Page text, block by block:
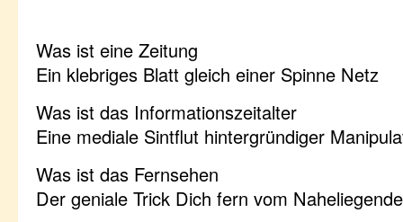
Was ist eine Zeitung
Ein klebriges Blatt gleich einer Spinne Netz
Was ist das Informationszeitalter
Eine mediale Sintflut hintergründiger
Was ist das Fernsehen
Der geniale Trick Dich fern vom